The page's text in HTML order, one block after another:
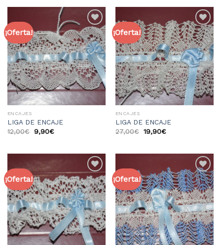
¡Oferta!
Añadir
a la
lista
de
deseos
ENCAJES
LIGA DE ENCAJE
12,00€ 9,90€
¡Oferta!
Añadir
a la
lista
de
deseos
ENCAJES
LIGA DE ENCAJE
27,00€ 19,90€
¡Oferta!
Añadir
a la
lista
de
deseos
¡Oferta!
Añadir
a la
lista
de
deseos